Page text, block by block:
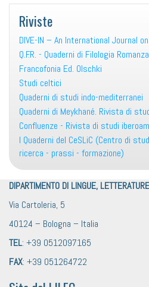
Riviste
DIVE-IN – An International Journal
Q.F.R. - Quaderni di Filologia
Francofonia Ed. Olschki
Studi celtici
Quaderni di studi indo-mediterranei
Quaderni di Meykhané. Rivista di
Confluenze - Rivista di studi
I Quaderni del CeSLiC (Centro di
ricerca - prassi - formazione)
DIPARTIMENTO DI LINGUE,
Via Cartoleria, 5
40124 – Bologna – Italia
TEL: +39 0512097165
FAX: +39 051264722